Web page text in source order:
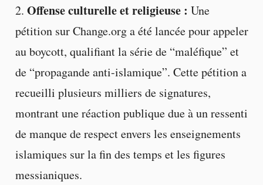
2. Offense culturelle et religieuse : Une
pétition sur Change.org a été lancée pour appeler
au boycott, qualifiant la série de “maléfique” et
de “propagande anti-islamique”. Cette pétition a
recueilli plusieurs milliers de signatures,
montrant une réaction publique due à un ressenti
de manque de respect envers les enseignements
islamiques sur la fin des temps et les figures
messianiques.